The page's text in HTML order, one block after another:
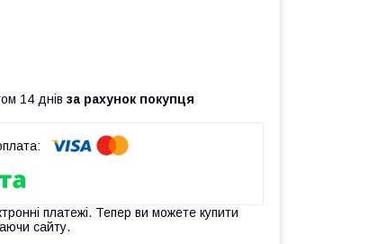
14 днів за рахунок покупця
платежі. Тепер ви можете купити
сайту.